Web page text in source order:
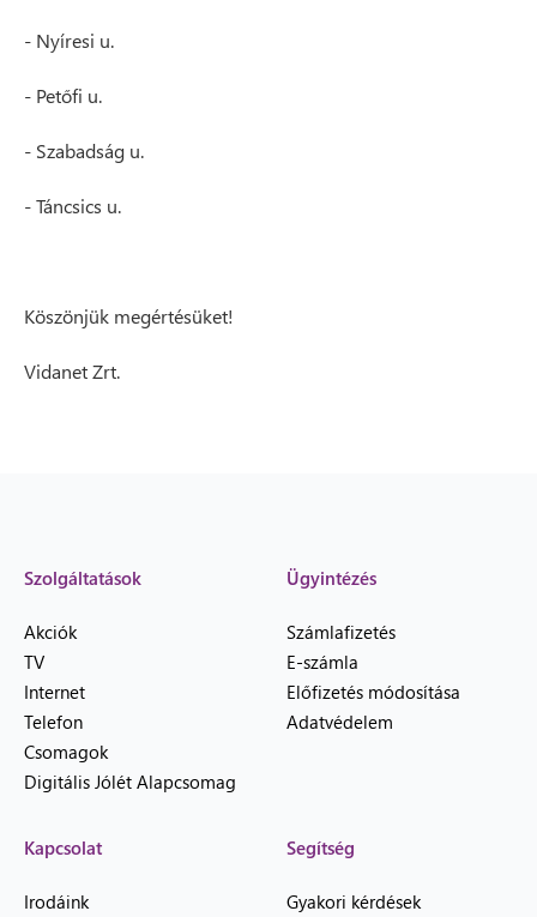
- Nyíresi u.
- Petőfi u.
- Szabadság u.
- Táncsics u.
Köszönjük megértésüket!
Vidanet Zrt.
Szolgáltatások
Akciók
TV
Internet
Telefon
Csomagok
Digitális Jólét Alapcsomag
Ügyintézés
Számlafizetés
E-számla
Előfizetés módosítása
Adatvédelem
Kapcsolat
Irodáink
Segítség
Gyakori kérdések